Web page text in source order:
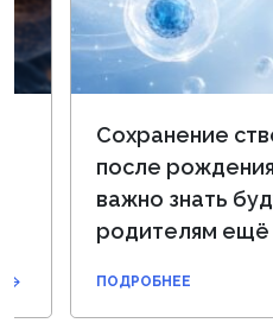
Сохранение
после
важно знать
родителям
ПОДРОБНЕЕ